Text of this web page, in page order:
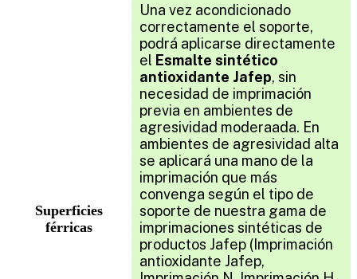
Superficies
férricas
Una vez acondicionado
correctamente el soporte,
podrá aplicarse directamente
el Esmalte sintético
antioxidante Jafep, sin
necesidad de imprimación
previa en ambientes de
agresividad moderaada. En
ambientes de agresividad alta
se aplicará una mano de la
imprimación que más
convenga según el tipo de
soporte de nuestra gama de
imprimaciones sintéticas de
productos Jafep (Imprimación
antioxidante Jafep,